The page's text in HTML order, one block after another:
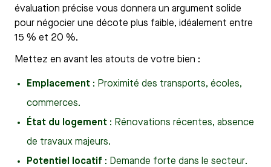
évaluation précise vous donnera un argument solide
pour négocier une décote plus faible, idéalement entre
15 % et 20 %.
Mettez en avant les atouts de votre bien :
Emplacement : Proximité des transports, écoles,
commerces.
État du logement : Rénovations récentes, absence
de travaux majeurs.
Potentiel locatif : Demande forte dans le secteur.